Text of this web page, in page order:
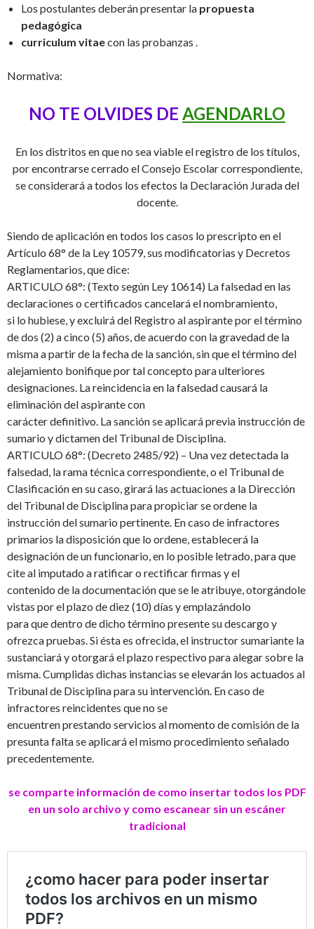
Los postulantes deberán presentar la propuesta
pedagógica
curriculum vitaecon las probanzas .
Normativa:
NO TE OLVIDES DE AGENDARLO
En los distritos en que no sea viable el registro de los títulos,
por encontrarse cerrado el Consejo Escolar correspondiente,
se considerará a todos los efectos la Declaración Jurada del
docente.
Siendo de aplicación en todos los casos lo prescripto en el
Artículo 68° de la Ley 10579, sus modificatorias y Decretos
Reglamentarios, que dice:
ARTICULO 68°: (Texto según Ley 10614) La falsedad en las
declaraciones o certificados cancelará el nombramiento,
si lo hubiese, y excluirá del Registro al aspirante por el término
de dos (2) a cinco (5) años, de acuerdo con la gravedad de la
misma a partir de la fecha de la sanción, sin que el término del
alejamiento bonifique por tal concepto para ulteriores
designaciones. La reincidencia en la falsedad causará la
eliminación del aspirante con
carácter definitivo. La sanción se aplicará previa instrucción de
sumario y dictamen del Tribunal de Disciplina.
ARTICULO 68°: (Decreto 2485/92) – Una vez detectada la
falsedad, la rama técnica correspondiente, o el Tribunal de
Clasificación en su caso, girará las actuaciones a la Dirección
del Tribunal de Disciplina para propiciar se ordene la
instrucción del sumario pertinente. En caso de infractores
primarios la disposición que lo ordene, establecerá la
designación de un funcionario, en lo posible letrado, para que
cite al imputado a ratificar o rectificar firmas y el
contenido de la documentación que se le atribuye, otorgándole
vistas por el plazo de diez (10) días y emplazándolo
para que dentro de dicho término presente su descargo y
ofrezca pruebas. Si ésta es ofrecida, el instructor sumariante la
sustanciará y otorgará el plazo respectivo para alegar sobre la
misma. Cumplidas dichas instancias se elevarán los actuados al
Tribunal de Disciplina para su intervención. En caso de
infractores reincidentes que no se
encuentren prestando servicios al momento de comisión de la
presunta falta se aplicará el mismo procedimiento señalado
precedentemente.
se comparte información de como insertar todos los PDF
en un solo archivo y como escanear sin un escáner
tradicional